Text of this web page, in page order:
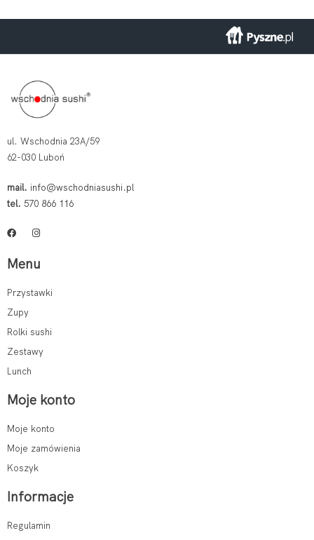
ul. Wschodnia 23A/59
62-030 Luboń
mail. info@wschodniasushi.pl
tel. 570 866 116
Menu
Przystawki
Zupy
Rolki sushi
Zestawy
Lunch
Moje konto
Moje konto
Moje zamówienia
Koszyk
Informacje
Regulamin